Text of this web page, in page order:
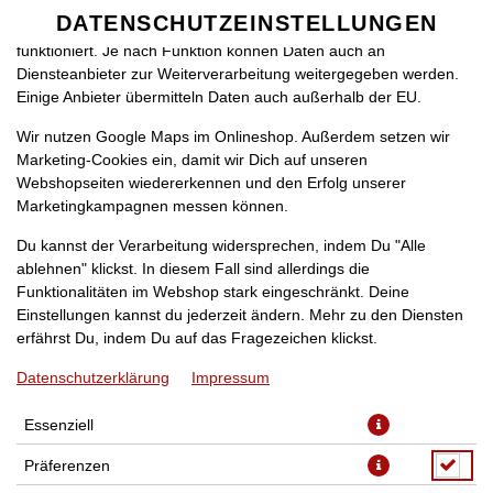
DE
SPRACHE ÄNDERN
31K PIZZA SIENA
DATENSCHUTZEINSTELLUNGEN
benötigt, damit bei Deinem Besuch unseres Webshops auch alles
funktioniert. Je nach Funktion können Daten auch an
Diensteanbieter zur Weiterverarbeitung weitergegeben werden.
Einige Anbieter übermitteln Daten auch außerhalb der EU.
Wir nutzen Google Maps im Onlineshop. Außerdem setzen wir
Marketing-Cookies ein, damit wir Dich auf unseren
Webshopseiten wiedererkennen und den Erfolg unserer
Marketingkampagnen messen können.
Du kannst der Verarbeitung widersprechen, indem Du "Alle
ablehnen" klickst. In diesem Fall sind allerdings die
Funktionalitäten im Webshop stark eingeschränkt. Deine
Einstellungen kannst du jederzeit ändern. Mehr zu den Diensten
erfährst Du, indem Du auf das Fragezeichen klickst.
Datenschutzerklärung Impressum
Essenziell
Präferenzen